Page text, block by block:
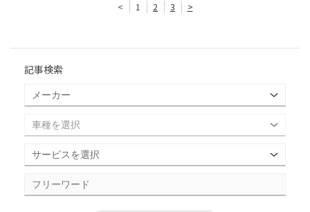
< 1 2 3 >
記事検索